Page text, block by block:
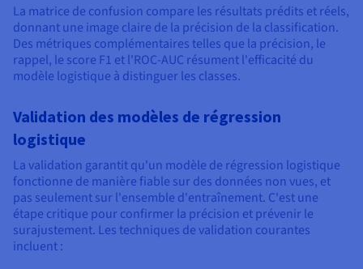
La matrice de confusion compare les résultats prédits et réels,
donnant une image claire de la précision de la classification.
Des métriques complémentaires telles que la précision, le
rappel, le score F1 et l'ROC-AUC résument l'efficacité du
modèle logistique à distinguer les classes.
Validation des modèles de régression
logistique
La validation garantit qu'un modèle de régression logistique
fonctionne de manière fiable sur des données non vues, et
pas seulement sur l'ensemble d'entraînement. C'est une
étape critique pour confirmer la précision et prévenir le
surajustement. Les techniques de validation courantes
incluent :